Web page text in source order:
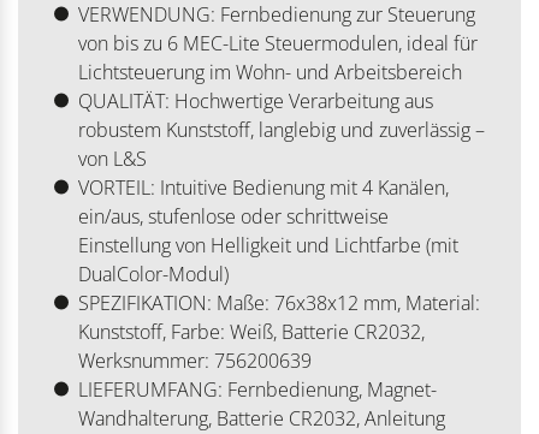
VERWENDUNG: Fernbedienung zur Steuerung
von bis zu 6 MEC-Lite Steuermodulen, ideal für
Lichtsteuerung im Wohn- und Arbeitsbereich
QUALITÄT: Hochwertige Verarbeitung aus
robustem Kunststoff, langlebig und zuverlässig –
von L&S
VORTEIL: Intuitive Bedienung mit 4 Kanälen,
ein/aus, stufenlose oder schrittweise
Einstellung von Helligkeit und Lichtfarbe (mit
DualColor-Modul)
SPEZIFIKATION: Maße: 76x38x12 mm, Material:
Kunststoff, Farbe: Weiß, Batterie CR2032,
Werksnummer: 756200639
LIEFERUMFANG: Fernbedienung, Magnet-
Wandhalterung, Batterie CR2032, Anleitung